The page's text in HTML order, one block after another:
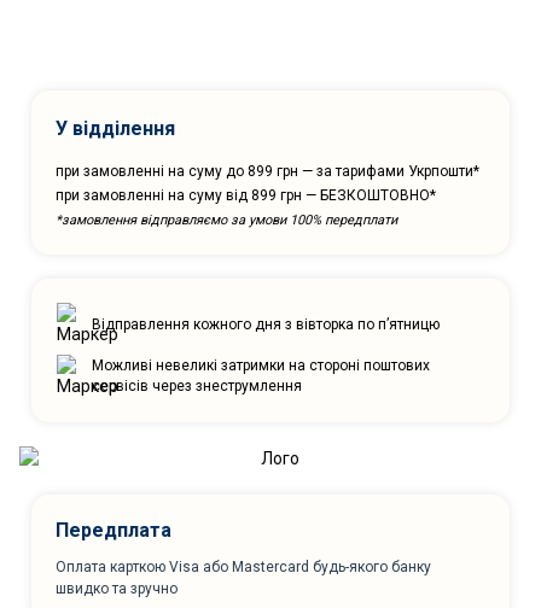
У відділення
при замовленні на суму до 899 грн — за тарифами Укрпошти*
при замовленні на суму від 899 грн — БЕЗКОШТОВНО*
*замовлення відправляємо за умови 100% передплати
Відправлення кожного дня з вівторка по п’ятницю
Можливі невеликі затримки на стороні поштових
сервісів через знеструмлення
Передплата
Оплата карткою Visa або Mastercard будь-якого банку
швидко та зручно